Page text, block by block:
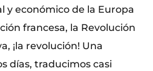
y económico de la Europa
francesa, la Revolución
¡la revolución! Una
días, traducimos casi